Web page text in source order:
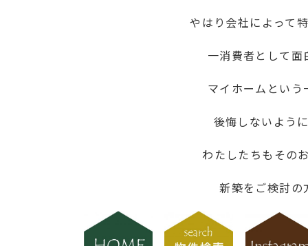
やはり会社によって
一消費者として
マイホームとい
後悔しないよう
わたしたちもその
新築をご検討の